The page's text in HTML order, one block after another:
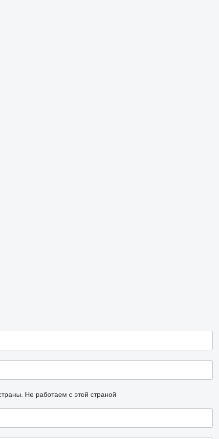
Не работаем с этой страной